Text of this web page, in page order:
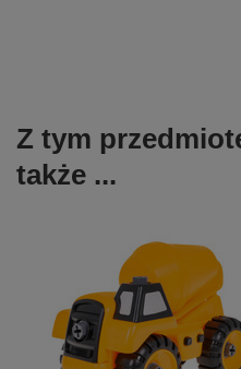
Z tym
także ...